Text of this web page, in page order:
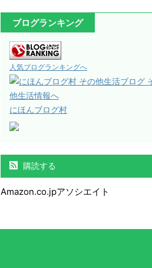
ブログランキング
人気ブログランキングへ
にほんブログ村
購読する
Amazon.co.jpアソシエイト